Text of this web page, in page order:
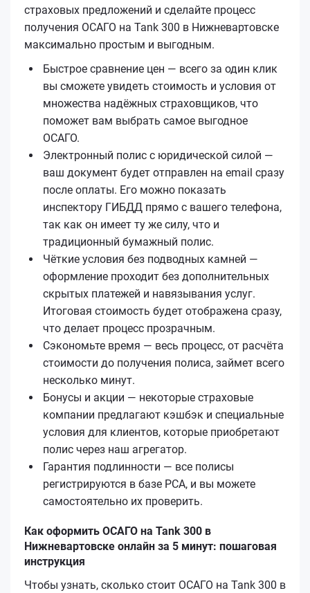
страховых предложений и сделайте процесс
получения ОСАГО на Tank 300 в Нижневартовске
максимально простым и выгодным.
Быстрое сравнение цен — всего за один клик
вы сможете увидеть стоимость и условия от
множества надёжных страховщиков, что
поможет вам выбрать самое выгодное
ОСАГО.
Электронный полис с юридической силой —
ваш документ будет отправлен на email сразу
после оплаты. Его можно показать
инспектору ГИБДД прямо с вашего телефона,
так как он имеет ту же силу, что и
традиционный бумажный полис.
Чёткие условия без подводных камней —
оформление проходит без дополнительных
скрытых платежей и навязывания услуг.
Итоговая стоимость будет отображена сразу,
что делает процесс прозрачным.
Сэкономьте время — весь процесс, от расчёта
стоимости до получения полиса, займет всего
несколько минут.
Бонусы и акции — некоторые страховые
компании предлагают кэшбэк и специальные
условия для клиентов, которые приобретают
полис через наш агрегатор.
Гарантия подлинности — все полисы
регистрируются в базе РСА, и вы можете
самостоятельно их проверить.
Как оформить ОСАГО на Tank 300 в
Нижневартовске онлайн за 5 минут: пошаговая
инструкция
Чтобы узнать, сколько стоит ОСАГО на Tank 300 в